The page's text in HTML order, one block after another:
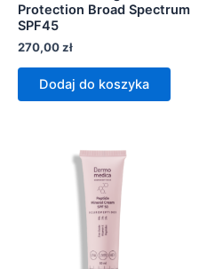
Protection Broad Spectrum
SPF45
270,00zł
Dodaj do koszyka